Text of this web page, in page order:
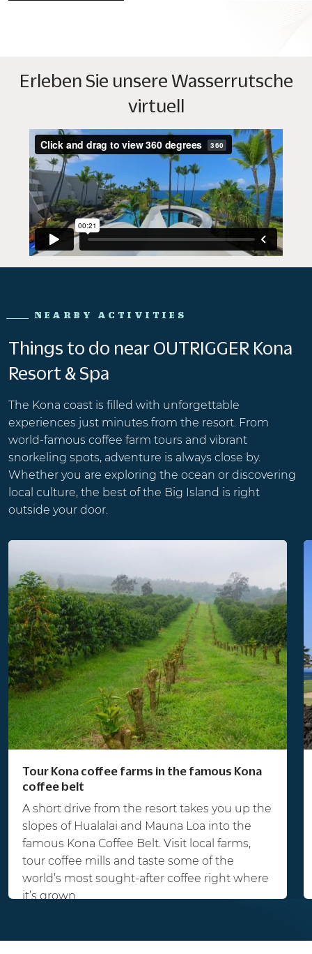
Erleben Sie unsere Wasserrutsche
virtuell
NEARBY ACTIVITIES
Things to do near OUTRIGGER Kona
Resort & Spa
The Kona coast is filled with unforgettable
experiences just minutes from the resort. From
world-famous coffee farm tours and vibrant
snorkeling spots, adventure is always close by.
Whether you are exploring the ocean or discovering
local culture, the best of the Big Island is right
outside your door.
Tour Kona coffee farms in the famous Kona
coffee belt
A short drive from the resort takes you up the
slopes of Hualalai and Mauna Loa into the
famous Kona Coffee Belt. Visit local farms,
tour coffee mills and taste some of the
world’s most sought-after coffee right where
it’s grown.